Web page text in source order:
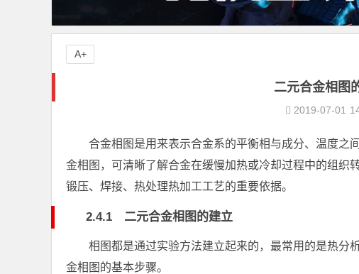
二元合金相图
2019-07-01
合金相图是用来表示合金系的平衡相与成分、温度之
金相图，可清晰了解合金在缓慢加热或冷却过程中的组织
锻压、焊接、热处理热加工工艺的重要依据。
2.4.1 二元合金相图的建立
相图都是通过实验方法建立起来的，最常用的是热分
金相图的基本步骤。
A+